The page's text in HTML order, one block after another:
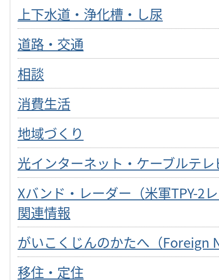
上下水道・浄化槽・し尿
道路・交通
相談
消費生活
地域づくり
光インターネット・ケーブルテレ
Xバンド・レーダー（米軍TPY-2
関連情報
がいこくじんのかたへ（Foreign
移住・定住